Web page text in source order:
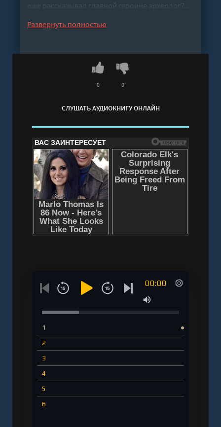
еще рассказывал главной героине археолог?..
Развернуть полностью
СЛУШАТЬ АУДИОКНИГУ ОНЛАЙН
0 0
00:00
1
2
3
4
5
6